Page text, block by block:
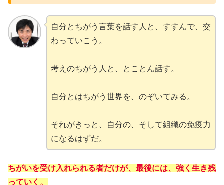
自分とちがう言葉を話す人と、すすんで、交
わっていこう。
考えのちがう人と、とことん話す。
自分とはちがう世界を、のぞいてみる。
それがきっと、自分の、そして組織の免疫力
になるはずだ。
ちがいを受け入れられる者だけが、最後には、強く生き残
っていく。